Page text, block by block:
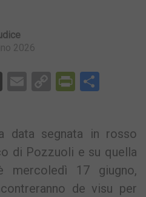
2026
X EmailCopy
data segnata in rosso
di Pozzuoli e su quella
mercoledì 17 giugno,
de visu per